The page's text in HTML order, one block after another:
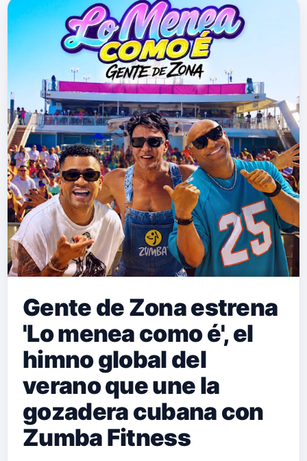
Gente de Zona estrena
'Lo menea como é', el
himno global del
verano que une la
gozadera cubana con
Zumba Fitness